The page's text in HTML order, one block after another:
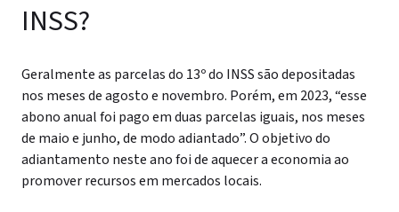
INSS?
Geralmente as parcelas do 13º do INSS são depositadas
nos meses de agosto e novembro. Porém, em 2023, “esse
abono anual foi pago em duas parcelas iguais, nos meses
de maio e junho, de modo adiantado”.O objetivo do
adiantamento neste ano foi de aquecer a economia ao
promover recursos em mercados locais.